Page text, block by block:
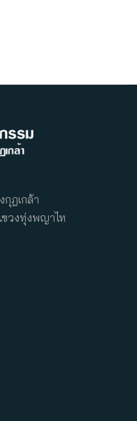
ฎเกล้า
ขวงทุ่งพญาไท